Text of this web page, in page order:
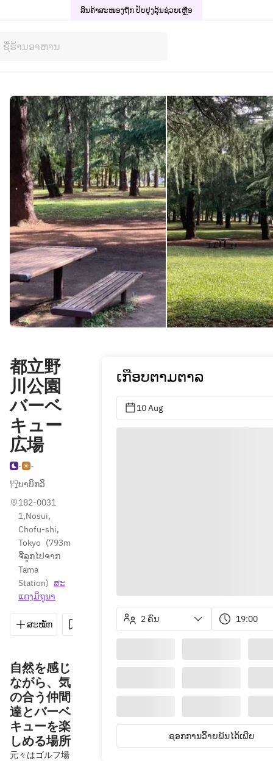
ສິນຄ້າສະໜອງຖືກ ປັບປຸງລຸ້ນຊ່ວຍເຫຼືອ
都立野
川公園
バーベ
キュー
広場
-
-
ບາບິກວິ
182-0031
1,Nosui,
Chofu-shi,
Tokyo (793m
ຈີ່ລູກໄປຈາກ
Tama
Station) ສະ​
ແດງ​ມິ​ຖຸນາ
ສະໝັກ ແບ່ງປັນ ທາງຕິດຕໍ່ 050-
自然を感じ
ながら、気
の合う仲間
達とバーベ
キューを楽
しめる場所
元々はゴルフ場
ເກືອບຕາມຕາລ
10 Aug
2 ຄົນ 19:00
ຊອກການວິ້າຍພັນໄດ້ເພີຍ